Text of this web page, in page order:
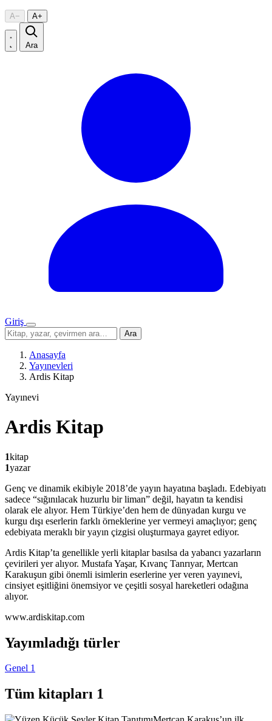
A− A+
Ara
Giriş
Menü
Sitede
ara
Ara
Anasayfa
Yayınevleri
Ardis Kitap
Yayınevi
Ardis Kitap
1kitap
1yazar
Genç ve dinamik ekibiyle 2018’de yayın hayatına başladı. Edebiyatı
sadece “sığınılacak huzurlu bir liman” değil, hayatın ta kendisi
olarak ele alıyor. Hem Türkiye’den hem de dünyadan kurgu ve
kurgu dışı eserlerin farklı örneklerine yer vermeyi amaçlıyor; genç
edebiyata meraklı bir yayın çizgisi oluşturmaya gayret ediyor.
Ardis Kitap’ta genellikle yerli kitaplar basılsa da yabancı yazarların
çevirileri yer alıyor. Mustafa Yaşar, Kıvanç Tanrıyar, Mertcan
Karakuşun gibi önemli isimlerin eserlerine yer veren yayınevi,
cinsiyet eşitliğini önemsiyor ve çeşitli sosyal hareketleri odağına
alıyor.
www.ardiskitap.com
Yayımladığı türler
Genel 1
Tüm kitapları 1